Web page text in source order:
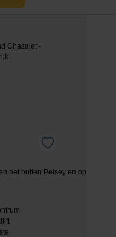
net buiten Peisey en op